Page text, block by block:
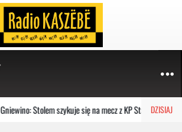
DZISIAJ
Gniewino: Stolem szykuje się na mecz z KP Starogard